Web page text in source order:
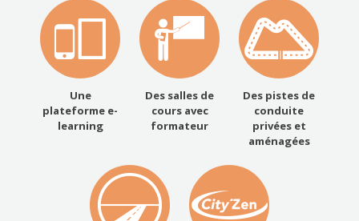
Une
plateforme e-
learning
Des salles de
cours avec
formateur
Des pistes de
conduite
privées et
aménagées